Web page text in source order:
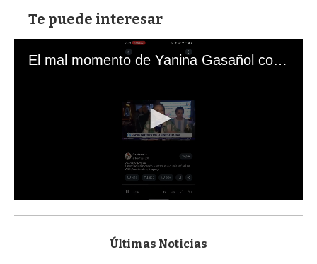
Te puede interesar
El mal momento de Yanina Gasañol con un hincha argentino en "Subrayado"
s
Últimas Noticias